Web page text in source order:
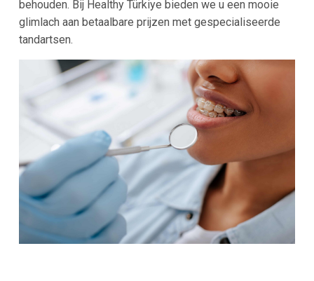
behouden. Bij Healthy Türkiye bieden we u een mooie
glimlach aan betaalbare prijzen met gespecialiseerde
tandartsen.